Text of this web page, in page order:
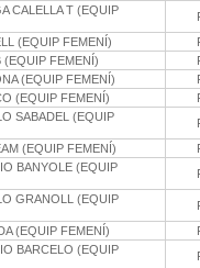
CALELLA T (EQUIP
(EQUIP FEMENÍ)
(EQUIP FEMENÍ)
(EQUIP FEMENÍ)
(EQUIP FEMENÍ)
SABADEL (EQUIP
(EQUIP FEMENÍ)
BANYOLE (EQUIP
GRANOLL (EQUIP
(EQUIP FEMENÍ)
BARCELO (EQUIP